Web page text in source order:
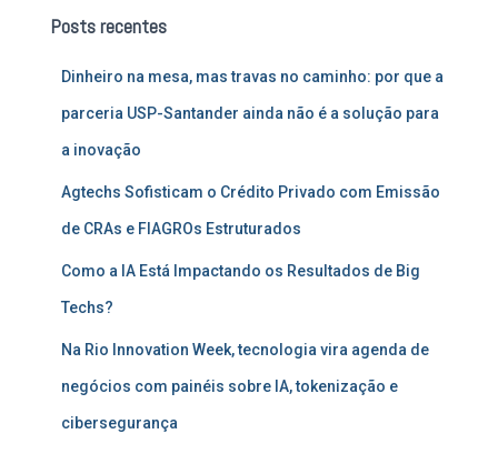
iPosts recentes
Dinheiro na mesa, mas travas no caminho: por que a
parceria USP-Santander ainda não é a solução para
a inovação
Agtechs Sofisticam o Crédito Privado com Emissão
de CRAs e FIAGROs Estruturados
Como a IA Está Impactando os Resultados de Big
Techs?
Na Rio Innovation Week, tecnologia vira agenda de
negócios com painéis sobre IA, tokenização e
cibersegurança